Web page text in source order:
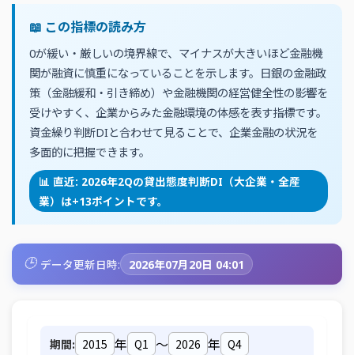
📖 この指標の読み方
0が緩い・厳しいの境界線で、マイナスが大きいほど金融機
関が融資に慎重になっていることを示します。日銀の金融政
策（金融緩和・引き締め）や金融機関の経営健全性の影響を
受けやすく、企業からみた金融環境の体感を表す指標です。
資金繰り判断DIと合わせて見ることで、企業金融の状況を
多面的に把握できます。
📊 直近: 2026年2Qの貸出態度判断DI（大企業・全産
業）は+13ポイントです。
🕒 データ更新日時: 2026年07月20日 04:01
期間: 年 ～ 年